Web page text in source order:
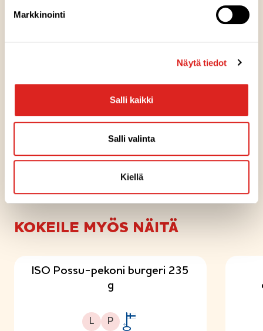
Markkinointi
Näytä tiedot
Salli kaikki
Salli valinta
Kiellä
Saarioinen tuo ensimmäisenä
markkinoille proteiinipitoisen
21.1.2026
KOKEILE MYÖS NÄITÄ
ISO Possu-pekoni burgeri 235
g
L
Laktoositon P
Proteiinipitoinen
A